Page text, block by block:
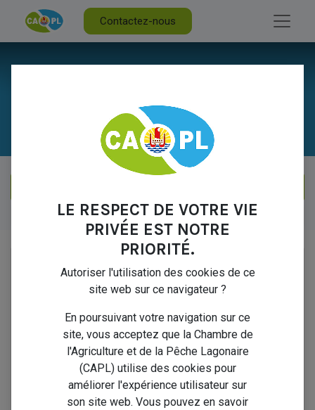
Contactez-nous
Nos Produits & Services
COMMANDEZ DE LA POUDRE DE NACRE
La Poudre de Nacre : Le Trésor de nos Lagons au Service de vos
Terres ! Ia ora na à toutes et à tous ! Face à l'envolée du prix des
intrants importés, la CAPL se mobilise pour vous proposer une
LE RESPECT DE VOTRE VIE
PRIVÉE EST NOTRE
PRIORITÉ.
Autoriser l'utilisation des cookies de ce
site web sur ce navigateur ?
En poursuivant votre navigation sur ce
site, vous acceptez que la Chambre de
l'Agriculture et de la Pêche Lagonaire
(CAPL) utilise des cookies pour
améliorer l'expérience utilisateur sur
son site web. Vous pouvez en savoir